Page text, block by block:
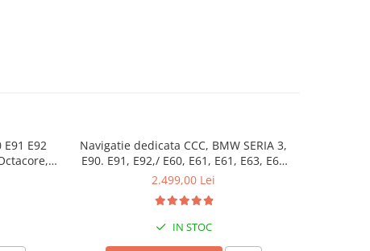
E92
Navigatie dedicata CCC, BMW SERIA 3,
E90. E91, E92,/ E60, E61, E61, E63, E64
Seria 5 (2004-2009), 8GB RAM 128 GB
1280*720 8.8 inc
2.499,00 Lei
IN STOC